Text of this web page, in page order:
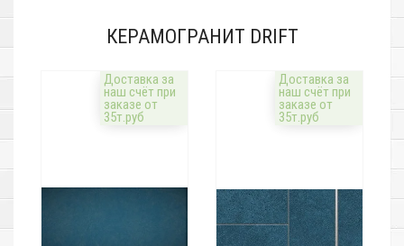
КЕРАМОГРАНИТ DRIFT
Доставка за
наш счёт при
заказе от
35т.руб
Доставка за
наш счёт при
заказе от
35т.руб